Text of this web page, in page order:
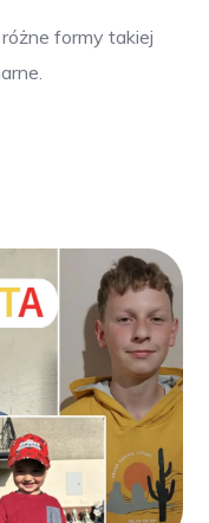
formy takiej